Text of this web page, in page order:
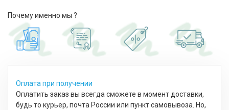
Почему именно мы ?
Оплата при получении
Оплатить заказ вы всегда сможете в момент доставки,
будь то курьер, почта России или пункт самовывоза. Но,